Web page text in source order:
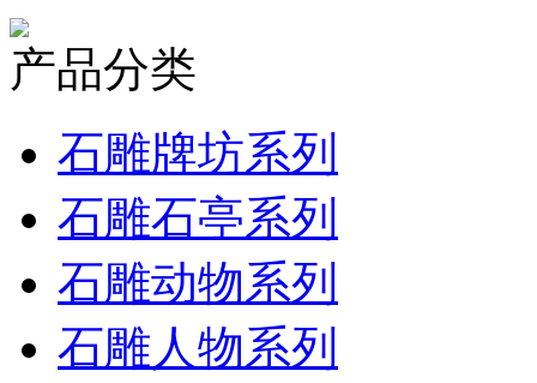
产品分类
石雕牌坊系列
石雕石亭系列
石雕动物系列
石雕人物系列